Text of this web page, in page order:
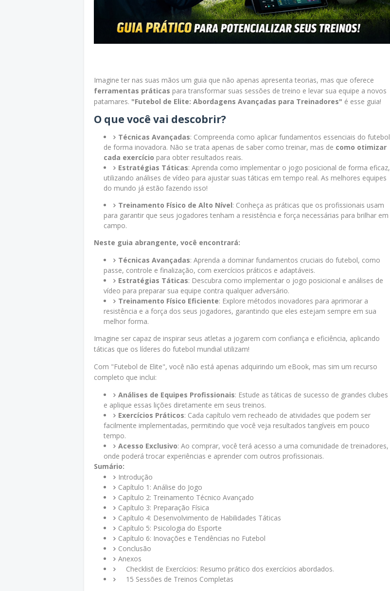
Imagine ter nas suas mãos um guia que não apenas apresenta teorias, mas que oferece
ferramentas práticas para transformar suas sessões de treino e levar sua equipe a novos
patamares. "Futebol de Elite: Abordagens Avançadas para Treinadores" é esse guia!
O que você vai descobrir?
Técnicas Avançadas: Compreenda como aplicar fundamentos essenciais do futebol
de forma inovadora. Não se trata apenas de saber como treinar, mas de como otimizar
cada exercício para obter resultados reais.
Estratégias Táticas: Aprenda como implementar o jogo posicional de forma eficaz,
utilizando análises de vídeo para ajustar suas táticas em tempo real. As melhores equipes
do mundo já estão fazendo isso!
Treinamento Físico de Alto Nível: Conheça as práticas que os profissionais usam
para garantir que seus jogadores tenham a resistência e força necessárias para brilhar em
campo.
Neste guia abrangente, você encontrará:
Técnicas Avançadas: Aprenda a dominar fundamentos cruciais do futebol, como
passe, controle e finalização, com exercícios práticos e adaptáveis.
Estratégias Táticas: Descubra como implementar o jogo posicional e análises de
vídeo para preparar sua equipe contra qualquer adversário.
Treinamento Físico Eficiente: Explore métodos inovadores para aprimorar a
resistência e a força dos seus jogadores, garantindo que eles estejam sempre em sua
melhor forma.
Imagine ser capaz de inspirar seus atletas a jogarem com confiança e eficiência, aplicando
táticas que os líderes do futebol mundial utilizam!
Com "Futebol de Elite", você não está apenas adquirindo um eBook, mas sim um recurso
completo que inclui:
Análises de Equipes Profissionais: Estude as táticas de sucesso de grandes clubes
e aplique essas lições diretamente em seus treinos.
Exercícios Práticos: Cada capítulo vem recheado de atividades que podem ser
facilmente implementadas, permitindo que você veja resultados tangíveis em pouco
tempo.
Acesso Exclusivo: Ao comprar, você terá acesso a uma comunidade de treinadores,
onde poderá trocar experiências e aprender com outros profissionais.
Sumário:
Introdução
Capítulo 1: Análise do Jogo
Capítulo 2: Treinamento Técnico Avançado
Capítulo 3: Preparação Física
Capítulo 4: Desenvolvimento de Habilidades Táticas
Capítulo 5: Psicologia do Esporte
Capítulo 6: Inovações e Tendências no Futebol
Conclusão
Anexos
Checklist de Exercícios: Resumo prático dos exercícios abordados.
15 Sessões de Treinos Completas